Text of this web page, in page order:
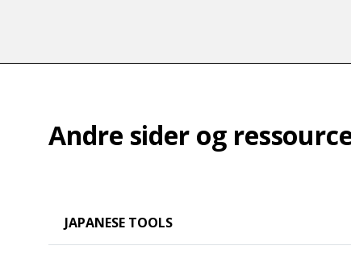
Andre sider og
JAPANESE TOOLS